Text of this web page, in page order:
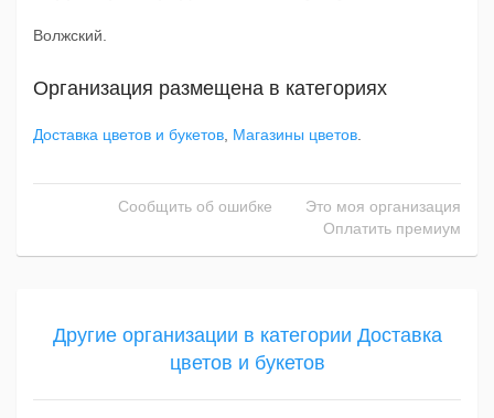
Волжский.
Организация размещена в категориях
Доставка цветов и букетов Магазины цветов
Сообщить об ошибке
Это моя организация
Оплатить премиум
Другие организации в категории Доставка
цветов и букетов